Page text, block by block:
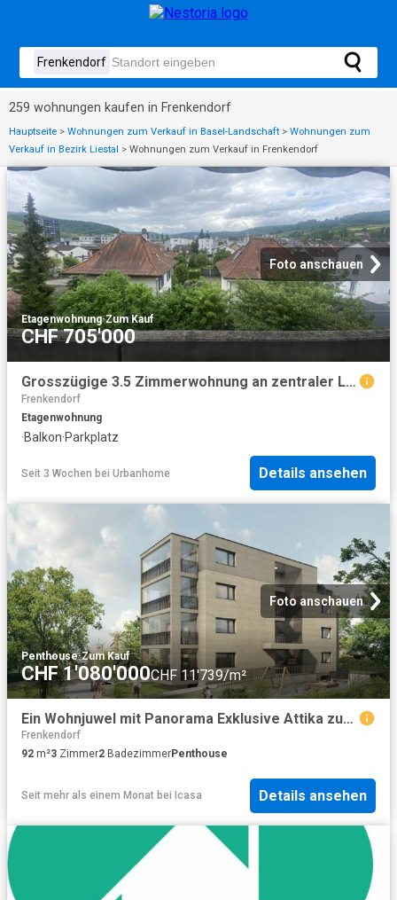
259 wohnungen kaufen in Frenkendorf
Hauptseite > Wohnungen zum Verkauf in Basel-Landschaft > Wohnungen zum
Verkauf in Bezirk Liestal > Wohnungen zum Verkauf in Frenkendorf
Foto anschauen
Etagenwohnung·Zum Kauf
CHF 705'000
Grosszügige 3.5 Zimmerwohnung an zentraler Lage
Frenkendorf
Etagenwohnung
·Balkon·Parkplatz
Seit 3 Wochen bei Urbanhome Details ansehen
Foto anschauen
Penthouse·Zum Kauf
CHF 1'080'000CHF 11'739/m²
Ein Wohnjuwel mit Panorama Exklusive Attika zum Verlieben
Frenkendorf
92 m²3 Zimmer2 BadezimmerPenthouse
Seit mehr als einem Monat bei Icasa Details ansehen